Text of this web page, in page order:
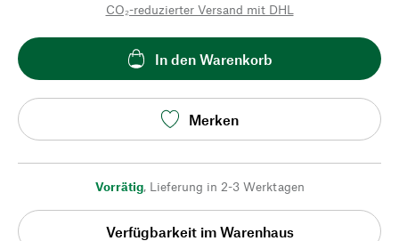
CO₂-reduzierter Versand mit DHL
In den Warenkorb
Merken
Vorrätig, Lieferung in 2-3 Werktagen
Verfügbarkeit im Warenhaus